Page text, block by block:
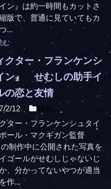
ン』は約一時間もカットさ
版で、普通に見ていてもカ
...
む
クター・フランケンシ
ン』 せむしの助手イ
の恋と友情
2/12
映画
クター・フランケンシュタイ
ール・マクギガン監督
制作中に公開された写真を
ゴールがせむしじゃないじ
、分かってないやつが適当
作...